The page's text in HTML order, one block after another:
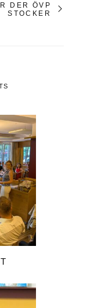
DER ÖVP
STOCKER